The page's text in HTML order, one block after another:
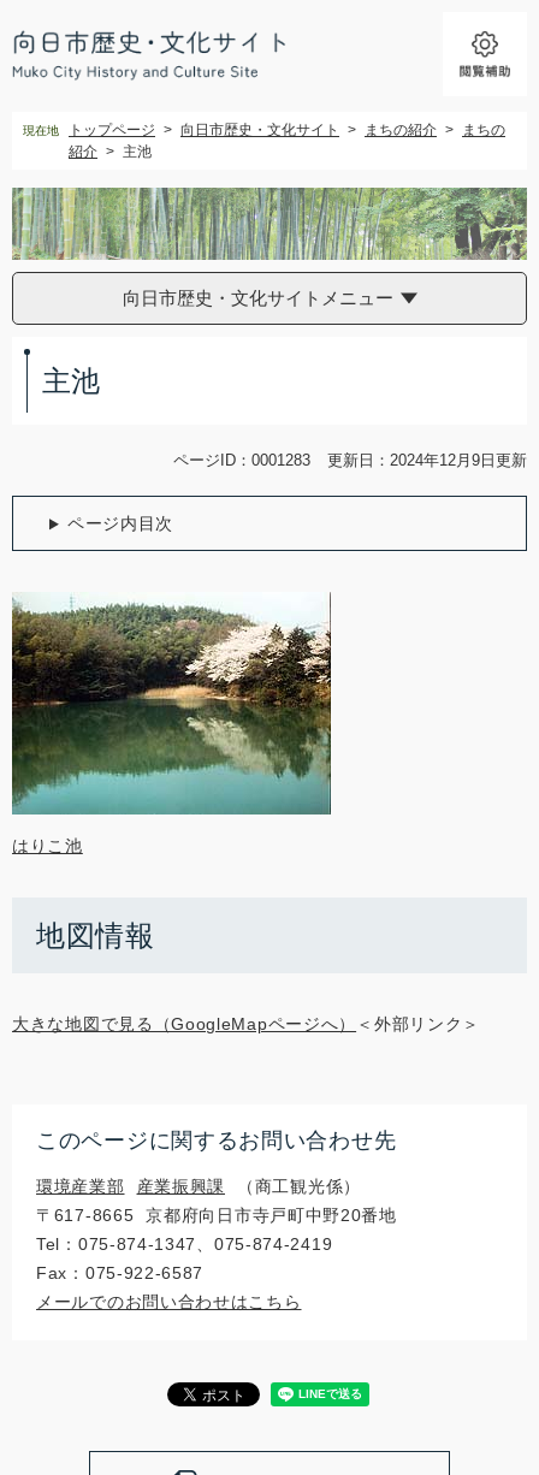
ー
ジ
す。
ニ
ュ
し
て
本
文
現在地 トップページ > 向日市歴史・文化サイト > まちの紹介 >
まちの
紹介 > 主池
向日市歴史・文化サイトメニュー
本
主池
ページID：0001283 更新日：2024年12月9日更新
ページ内目次
はりこ池
地図情報
大きな地図で見る（GoogleMapページへ） ＜外部リンク＞
このページに関するお問い合わせ先
環境産業部 産業振興課
商工観光係
〒617‐8665
京都府向日市寺戸町中野20番地
Tel：075-874-1347、075-874-2419
Fax：075-922-6587
メールでのお問い合わせはこちら